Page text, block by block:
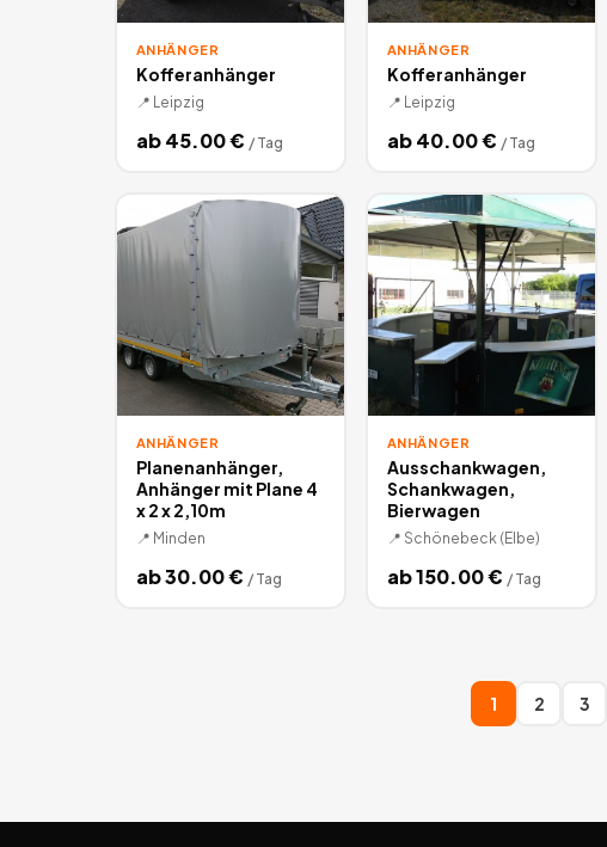
ANHÄNGER
Kofferanhänger
📍 Leipzig
ab45.00€ / Tag
ANHÄNGER
Kofferanhänger
📍 Leipzig
ab40.00€ / Tag
ANHÄNGER
Planenanhänger,
Anhänger mit Plane 4
x 2 x 2,10m
📍 Minden
ab30.00€ / Tag
ANHÄNGER
Ausschankwagen,
Schankwagen,
Bierwagen
📍 Schönebeck (Elbe)
ab150.00€ / Tag
1 2 3